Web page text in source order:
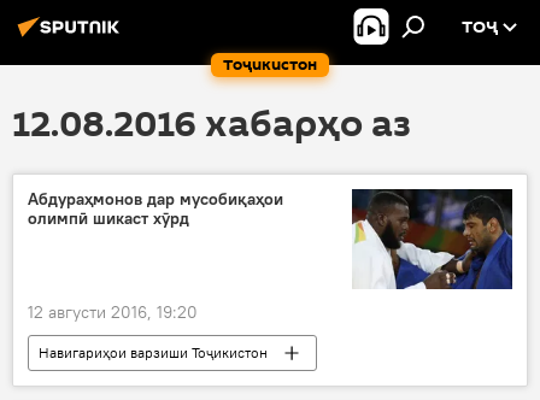
Тоҷикистон
ТОҶ
12.08.2016 хабарҳо аз
Абдураҳмонов дар мусобиқаҳои
олимпӣ шикаст хӯрд
12 августи 2016, 19:20
Навигариҳои варзиши Тоҷикистон
Дар ҷаҳон
Ҳамаи хабарҳо